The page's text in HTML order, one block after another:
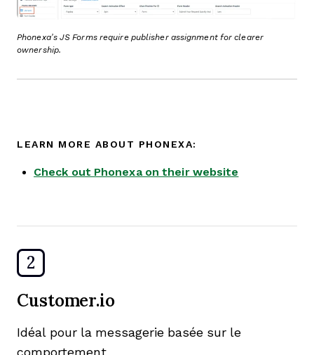
Phonexa’s JS Forms require publisher assignment for clearer
ownership.
LEARN MORE ABOUT PHONEXA:
Check out Phonexa on their website
2
Customer.io
Idéal pour la messagerie basée sur le
comportement